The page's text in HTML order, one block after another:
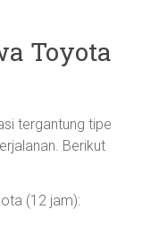
Toyota
tergantung tipe
Berikut
(12 jam):